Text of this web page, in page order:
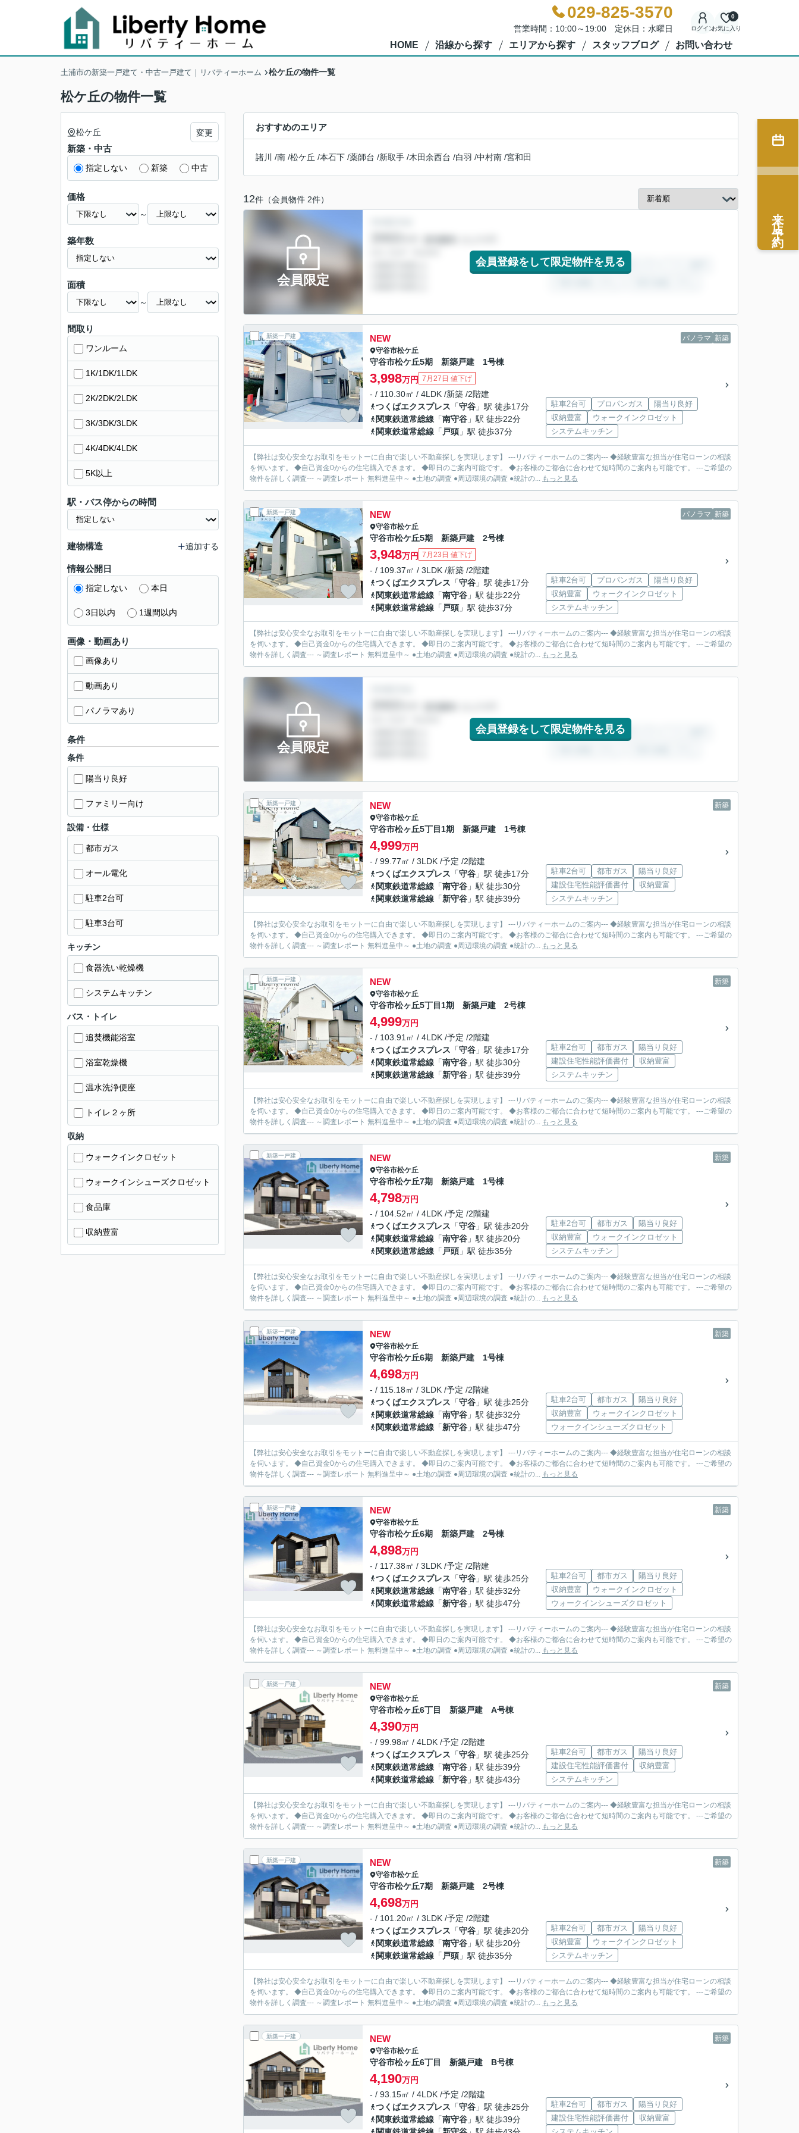
029-825-3570
営業時間：10:00～19:00 定休日：水曜日 ログインお気に入り
0
HOME 沿線から探す エリアから探す スタッフブログ お問い合わせ
土浦市の新築一戸建て・中古一戸建て｜リバティーホーム 松ケ丘の物件一覧
松ケ丘の物件一覧
おすすめのエリア
諸川 /南 /松ケ丘 /本石下 /薬師台 /新取手 /木田余西台 /白羽 /中村南 /宮和田
12件（会員物件 2件）
会員限定
会員登録をして限定物件を見る
新築一戸建 パノラマ 新築
NEW
守谷市松ケ丘
守谷市松ケ丘5期 新築戸建 1号棟
3,998万円 7月27日 値下げ
- / 110.30㎡ / 4LDK /新築 /2階建
つくばエクスプレス 「守谷 」駅 徒歩17分
関東鉄道常総線 「南守谷 」駅 徒歩22分
関東鉄道常総線 「 戸頭 」駅 徒歩37分
駐車2台可 プロパンガス
陽当り良好
収納豊富
ウォークインクロゼット
システムキッチン
【弊社は安心安全なお取引をモットーに自由で楽しい不動産探しを実現します】 ---リバティーホームのご案内--- ◆経験豊富な担当が住宅ローンの相談
を伺います。 ◆自己資金0からの住宅購入できます。 ◆即日のご案内可能です。 ◆お客様のご都合に合わせて短時間のご案内も可能です。 ---ご希望の
物件を詳しく調査--- ～調査レポート 無料進呈中～ ●土地の調査 ●周辺環境の調査 ●統計の... もっと見る
新築一戸建 パノラマ 新築
NEW
守谷市松ケ丘
守谷市松ケ丘5期 新築戸建 2号棟
3,948万円 7月23日 値下げ
- / 109.37㎡ / 3LDK /新築 /2階建
つくばエクスプレス 「守谷 」駅 徒歩17分
関東鉄道常総線 「南守谷 」駅 徒歩22分
関東鉄道常総線 「 戸頭 」駅 徒歩37分
駐車2台可 プロパンガス
陽当り良好
収納豊富
ウォークインクロゼット
システムキッチン
【弊社は安心安全なお取引をモットーに自由で楽しい不動産探しを実現します】 ---リバティーホームのご案内--- ◆経験豊富な担当が住宅ローンの相談
を伺います。 ◆自己資金0からの住宅購入できます。 ◆即日のご案内可能です。 ◆お客様のご都合に合わせて短時間のご案内も可能です。 ---ご希望の
物件を詳しく調査--- ～調査レポート 無料進呈中～ ●土地の調査 ●周辺環境の調査 ●統計の... もっと見る
会員限定
会員登録をして限定物件を見る
新築一戸建 新築
NEW
守谷市松ケ丘
守谷市松ヶ丘5丁目1期 新築戸建 1号棟
4,999万円
- / 99.77㎡ / 3LDK /予定 /2階建
つくばエクスプレス 「守谷 」駅 徒歩17分
関東鉄道常総線 「南守谷 」駅 徒歩30分
関東鉄道常総線 「新守谷 」駅 徒歩39分
駐車2台可 都市ガス
陽当り良好
建設住宅性能評価書付
収納豊富
システムキッチン
【弊社は安心安全なお取引をモットーに自由で楽しい不動産探しを実現します】 ---リバティーホームのご案内--- ◆経験豊富な担当が住宅ローンの相談
を伺います。 ◆自己資金0からの住宅購入できます。 ◆即日のご案内可能です。 ◆お客様のご都合に合わせて短時間のご案内も可能です。 ---ご希望の
物件を詳しく調査--- ～調査レポート 無料進呈中～ ●土地の調査 ●周辺環境の調査 ●統計の... もっと見る
新築一戸建 新築
NEW
守谷市松ケ丘
守谷市松ヶ丘5丁目1期 新築戸建 2号棟
4,999万円
- / 103.91㎡ / 4LDK /予定 /2階建
つくばエクスプレス 「守谷 」駅 徒歩17分
関東鉄道常総線 「南守谷 」駅 徒歩30分
関東鉄道常総線 「新守谷 」駅 徒歩39分
駐車2台可 都市ガス
陽当り良好
建設住宅性能評価書付
収納豊富
システムキッチン
【弊社は安心安全なお取引をモットーに自由で楽しい不動産探しを実現します】 ---リバティーホームのご案内--- ◆経験豊富な担当が住宅ローンの相談
を伺います。 ◆自己資金0からの住宅購入できます。 ◆即日のご案内可能です。 ◆お客様のご都合に合わせて短時間のご案内も可能です。 ---ご希望の
物件を詳しく調査--- ～調査レポート 無料進呈中～ ●土地の調査 ●周辺環境の調査 ●統計の... もっと見る
新築一戸建 新築
NEW
守谷市松ケ丘
守谷市松ケ丘7期 新築戸建 1号棟
4,798万円
- / 104.52㎡ / 4LDK /予定 /2階建
つくばエクスプレス 「守谷 」駅 徒歩20分
関東鉄道常総線 「南守谷 」駅 徒歩20分
関東鉄道常総線 「 戸頭 」駅 徒歩35分
駐車2台可 都市ガス
陽当り良好
収納豊富
ウォークインクロゼット
システムキッチン
【弊社は安心安全なお取引をモットーに自由で楽しい不動産探しを実現します】 ---リバティーホームのご案内--- ◆経験豊富な担当が住宅ローンの相談
を伺います。 ◆自己資金0からの住宅購入できます。 ◆即日のご案内可能です。 ◆お客様のご都合に合わせて短時間のご案内も可能です。 ---ご希望の
物件を詳しく調査--- ～調査レポート 無料進呈中～ ●土地の調査 ●周辺環境の調査 ●統計の... もっと見る
新築一戸建 新築
NEW
守谷市松ケ丘
守谷市松ケ丘6期 新築戸建 1号棟
4,698万円
- / 115.18㎡ / 3LDK /予定 /2階建
つくばエクスプレス 「守谷 」駅 徒歩25分
関東鉄道常総線 「南守谷 」駅 徒歩32分
関東鉄道常総線 「新守谷 」駅 徒歩47分
駐車2台可 都市ガス
陽当り良好
収納豊富
ウォークインクロゼット
ウォークインシューズクロゼット
【弊社は安心安全なお取引をモットーに自由で楽しい不動産探しを実現します】 ---リバティーホームのご案内--- ◆経験豊富な担当が住宅ローンの相談
を伺います。 ◆自己資金0からの住宅購入できます。 ◆即日のご案内可能です。 ◆お客様のご都合に合わせて短時間のご案内も可能です。 ---ご希望の
物件を詳しく調査--- ～調査レポート 無料進呈中～ ●土地の調査 ●周辺環境の調査 ●統計の... もっと見る
新築一戸建 新築
NEW
守谷市松ケ丘
守谷市松ケ丘6期 新築戸建 2号棟
4,898万円
- / 117.38㎡ / 3LDK /予定 /2階建
つくばエクスプレス 「守谷 」駅 徒歩25分
関東鉄道常総線 「南守谷 」駅 徒歩32分
関東鉄道常総線 「新守谷 」駅 徒歩47分
駐車2台可 都市ガス
陽当り良好
収納豊富
ウォークインクロゼット
ウォークインシューズクロゼット
【弊社は安心安全なお取引をモットーに自由で楽しい不動産探しを実現します】 ---リバティーホームのご案内--- ◆経験豊富な担当が住宅ローンの相談
を伺います。 ◆自己資金0からの住宅購入できます。 ◆即日のご案内可能です。 ◆お客様のご都合に合わせて短時間のご案内も可能です。 ---ご希望の
物件を詳しく調査--- ～調査レポート 無料進呈中～ ●土地の調査 ●周辺環境の調査 ●統計の... もっと見る
新築一戸建 新築
NEW
守谷市松ケ丘
守谷市松ヶ丘6丁目 新築戸建 A号棟
4,390万円
- / 99.98㎡ / 4LDK /予定 /2階建
つくばエクスプレス 「守谷 」駅 徒歩25分
関東鉄道常総線 「南守谷 」駅 徒歩39分
関東鉄道常総線 「新守谷 」駅 徒歩43分
駐車2台可 都市ガス
陽当り良好
建設住宅性能評価書付
収納豊富
システムキッチン
【弊社は安心安全なお取引をモットーに自由で楽しい不動産探しを実現します】 ---リバティーホームのご案内--- ◆経験豊富な担当が住宅ローンの相談
を伺います。 ◆自己資金0からの住宅購入できます。 ◆即日のご案内可能です。 ◆お客様のご都合に合わせて短時間のご案内も可能です。 ---ご希望の
物件を詳しく調査--- ～調査レポート 無料進呈中～ ●土地の調査 ●周辺環境の調査 ●統計の... もっと見る
新築一戸建 新築
NEW
守谷市松ケ丘
守谷市松ケ丘7期 新築戸建 2号棟
4,698万円
- / 101.20㎡ / 3LDK /予定 /2階建
つくばエクスプレス 「守谷 」駅 徒歩20分
関東鉄道常総線 「南守谷 」駅 徒歩20分
関東鉄道常総線 「 戸頭 」駅 徒歩35分
駐車2台可 都市ガス
陽当り良好
収納豊富
ウォークインクロゼット
システムキッチン
【弊社は安心安全なお取引をモットーに自由で楽しい不動産探しを実現します】 ---リバティーホームのご案内--- ◆経験豊富な担当が住宅ローンの相談
を伺います。 ◆自己資金0からの住宅購入できます。 ◆即日のご案内可能です。 ◆お客様のご都合に合わせて短時間のご案内も可能です。 ---ご希望の
物件を詳しく調査--- ～調査レポート 無料進呈中～ ●土地の調査 ●周辺環境の調査 ●統計の... もっと見る
新築一戸建 新築
NEW
守谷市松ケ丘
守谷市松ヶ丘6丁目 新築戸建 B号棟
4,190万円
- / 93.15㎡ / 4LDK /予定 /2階建
つくばエクスプレス 「守谷 」駅 徒歩25分
関東鉄道常総線 「南守谷 」駅 徒歩39分
駐車2台可 都市ガス
陽当り良好
建設住宅性能評価書付
収納豊富
松ケ丘 変更
新築・中古
指定しない 新築 中古
価格
～
築年数
面積
～
間取り
ワンルーム
1K/1DK/1LDK
2K/2DK/2LDK
3K/3DK/3LDK
4K/4DK/4LDK
5K以上
駅・バス停からの時間
建物構造 追加する
情報公開日
指定しない 本日
3日以内 1週間以内
画像・動画あり
画像あり
動画あり
パノラマあり
条件
条件
陽当り良好
ファミリー向け
設備・仕様
都市ガス
オール電化
駐車2台可
駐車3台可
キッチン
食器洗い乾燥機
システムキッチン
バス・トイレ
追焚機能浴室
浴室乾燥機
温水洗浄便座
トイレ２ヶ所
収納
ウォークインクロゼット
ウォークインシューズクロゼット
食品庫
収納豊富
来店予約